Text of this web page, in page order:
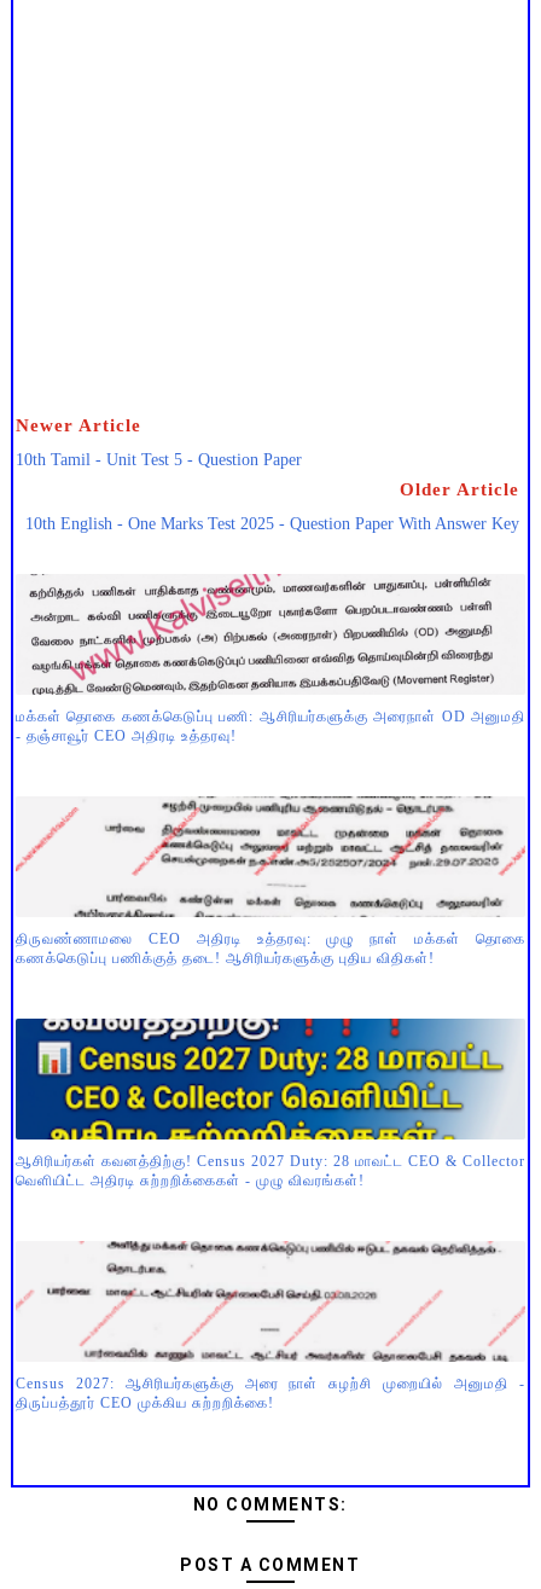
Newer Article
10th Tamil - Unit Test 5 - Question Paper
Older Article
10th English - One Marks Test 2025 - Question Paper With Answer Key
மக்கள் தொகை கணக்கெடுப்பு பணி: ஆசிரியர்களுக்கு அரைநாள் OD அனுமதி
- தஞ்சாவூர் CEO அதிரடி உத்தரவு!
திருவண்ணாமலை CEO அதிரடி உத்தரவு: முழு நாள் மக்கள் தொகை
கணக்கெடுப்பு பணிக்குத் தடை! ஆசிரியர்களுக்கு புதிய விதிகள்!
ஆசிரியர்கள் கவனத்திற்கு! Census 2027 Duty: 28 மாவட்ட CEO & Collector
வெளியிட்ட அதிரடி சுற்றறிக்கைகள் - முழு விவரங்கள்!
Census 2027: ஆசிரியர்களுக்கு அரை நாள் சுழற்சி முறையில் அனுமதி -
திருப்பத்தூர் CEO முக்கிய சுற்றறிக்கை!
NO COMMENTS:
POST A COMMENT